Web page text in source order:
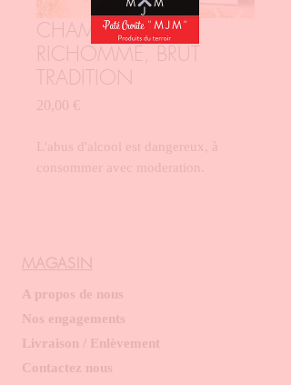
CHAMPAGNE
RICHOMME, BRUT
TRADITION
20,00 €
L'abus d'alcool est dangereux, à
consommer avec moderation.
MAGASIN
A propos de nous
Nos engagements
Livraison / Enlèvement
Contactez nous